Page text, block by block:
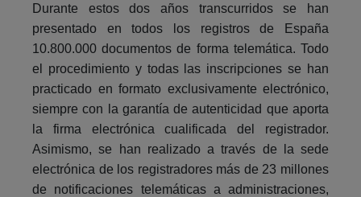
Durante estos dos años transcurridos se han
presentado en todos los registros de España
10.800.000 documentos de forma telemática. Todo
el procedimiento y todas las inscripciones se han
practicado en formato exclusivamente electrónico,
siempre con la garantía de autenticidad que aporta
la firma electrónica cualificada del registrador.
Asimismo, se han realizado a través de la sede
electrónica de los registradores más de 23 millones
de notificaciones telemáticas a administraciones,